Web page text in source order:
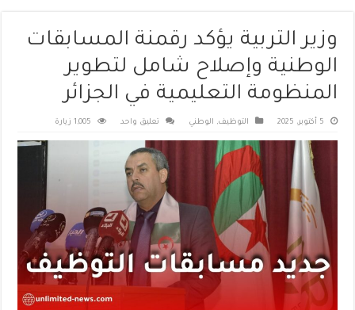
وزير التربية يؤكد رقمنة المسابقات
الوطنية وإصلاح شامل لتطوير
المنظومة التعليمية في الجزائر
5 أكتوبر، 2025 التوظيف, الوطني تعليق واحد 1,005 زيارة